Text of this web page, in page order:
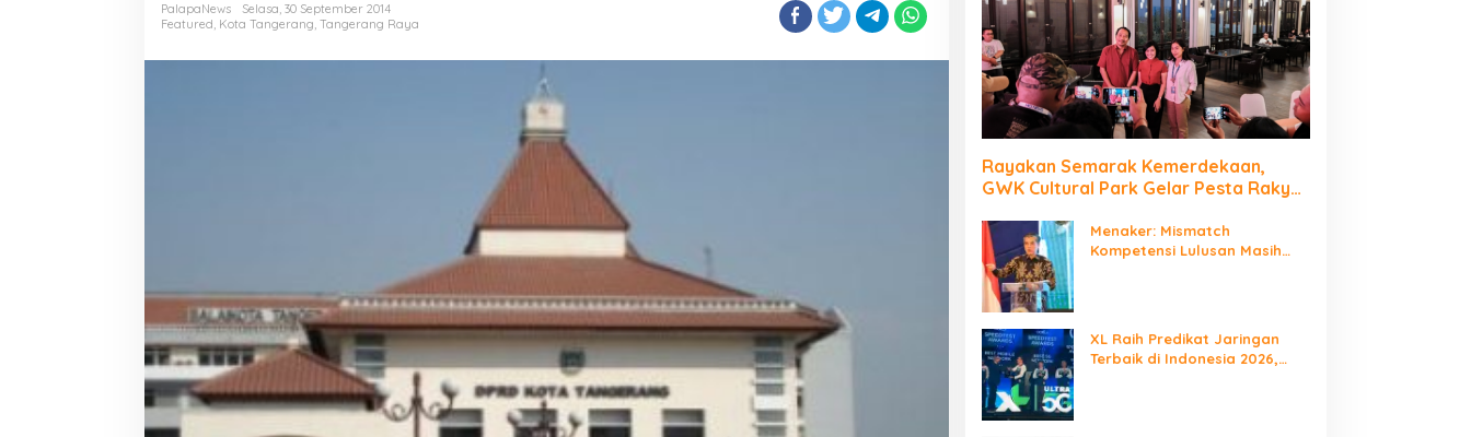
PalapaNews
Selasa, 30 September 2014
Featured, Kota Tangerang, Tangerang Raya
Rayakan Semarak Kemerdekaan,
GWK Cultural Park Gelar Pesta Rakyat
Menaker: Mismatch
Kompetensi Lulusan Masih
XL Raih Predikat Jaringan
Terbaik di Indonesia 2026,